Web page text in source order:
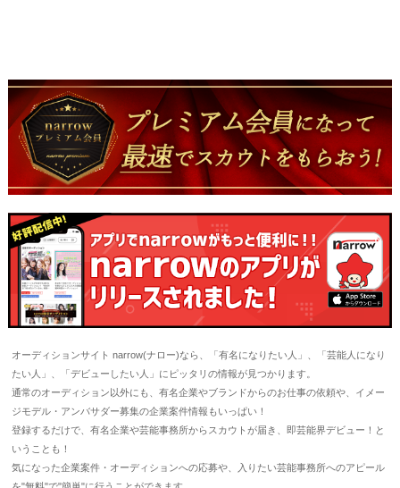
オーディションサイト narrow(ナロー)なら、「有名になりたい人」、「芸能人になり
たい人」、「デビューしたい人」にピッタリの情報が見つかります。
通常のオーディション以外にも、有名企業やブランドからのお仕事の依頼や、イメー
ジモデル・アンバサダー募集の企業案件情報もいっぱい！
登録するだけで、有名企業や芸能事務所からスカウトが届き、即芸能界デビュー！と
いうことも！
気になった企業案件・オーディションへの応募や、入りたい芸能事務所へのアピール